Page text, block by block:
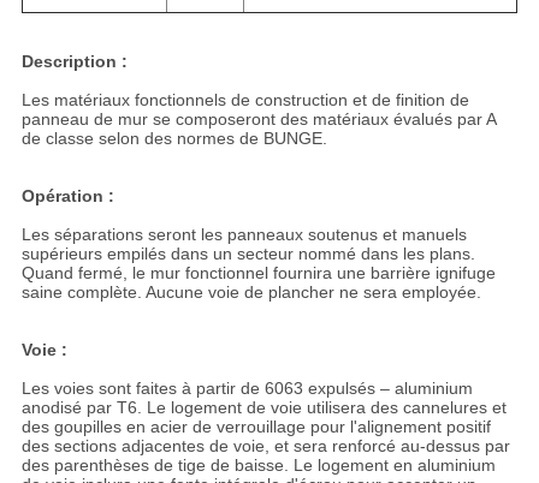
Description :
Les matériaux fonctionnels de construction et de finition de
panneau de mur se composeront des matériaux évalués par A
de classe selon des normes de BUNGE.
Opération :
Les séparations seront les panneaux soutenus et manuels
supérieurs empilés dans un secteur nommé dans les plans.
Quand fermé, le mur fonctionnel fournira une barrière ignifuge
saine complète. Aucune voie de plancher ne sera employée.
Voie :
Les voies sont faites à partir de 6063 expulsés – aluminium
anodisé par T6. Le logement de voie utilisera des cannelures et
des goupilles en acier de verrouillage pour l'alignement positif
des sections adjacentes de voie, et sera renforcé au-dessus par
des parenthèses de tige de baisse. Le logement en aluminium